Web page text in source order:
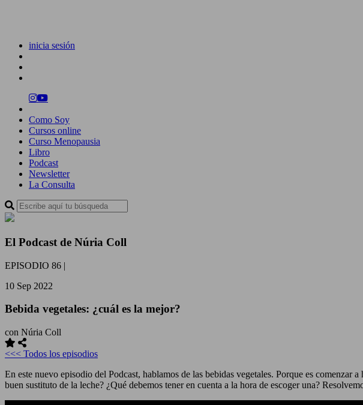
inicia sesión
Como Soy
Cursos online
Curso Menopausia
Libro
Podcast
Newsletter
La Consulta
El Podcast de Núria Coll
EPISODIO 86 |
10 Sep 2022
Bebida vegetales: ¿cuál es la mejor?
con Núria Coll
<<< Todos los episodios
En este nuevo episodio del Podcast, hablamos de las bebidas vegetales. Porque es comenzar
buen sustituto de la leche? ¿Qué debemos tener en cuenta a la hora de escoger una?